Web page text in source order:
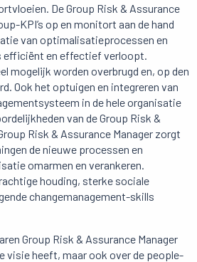
De Group Risk & Assurance
KPI’s op en monitort aan de hand
van optimalisatieprocessen en
efficiënt en effectief verloopt.
mogelijk worden overbrugd en, op den
Ook het optuigen en integreren van
in de hele organisatie
van de Group Risk &
Risk & Assurance Manager zorgt
de nieuwe processen en
omarmen en verankeren.
houding, sterke sociale
changemanagement-skills
Group Risk & Assurance Manager
visie heeft, maar ook over de people-